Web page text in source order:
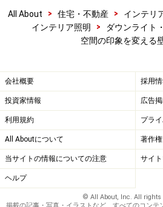
All About > 住宅・不動産 > インテリ
インテリア照明
> ダウンライト
空間の印象を変える
会社概要 採用
投資家情報 広告
利用規約 プラ
All Aboutについて 著作
当サイトの情報についての注意 サイ
ヘルプ
© All About, Inc. All rights